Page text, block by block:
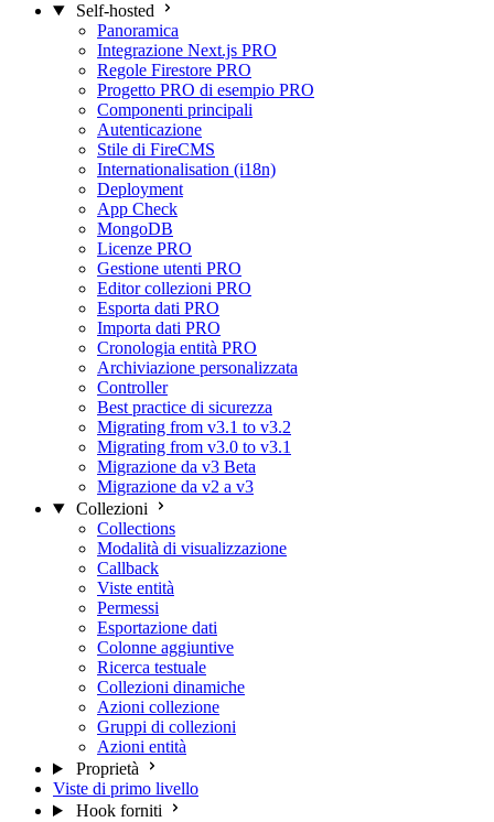
Self-hosted
Panoramica
Integrazione Next.js PRO
Regole Firestore PRO
Progetto PRO di esempio PRO
Componenti principali
Autenticazione
Stile di FireCMS
Internationalisation (i18n)
Deployment
App Check
MongoDB
Licenze PRO
Gestione utenti PRO
Editor collezioni PRO
Esporta dati PRO
Importa dati PRO
Cronologia entità PRO
Archiviazione personalizzata
Controller
Best practice di sicurezza
Migrating from v3.1 to v3.2
Migrating from v3.0 to v3.1
Migrazione da v3 Beta
Migrazione da v2 a v3
Collezioni
Collections
Modalità di visualizzazione
Callback
Viste entità
Permessi
Esportazione dati
Colonne aggiuntive
Ricerca testuale
Collezioni dinamiche
Azioni collezione
Gruppi di collezioni
Azioni entità
Proprietà
Viste di primo livello
Hook forniti